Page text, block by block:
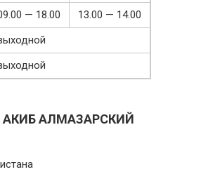
— 18.00
13.00 — 14.00
АКИБ АЛМАЗАРСКИЙ